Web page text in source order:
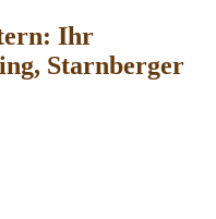
Ihr
Starnberger